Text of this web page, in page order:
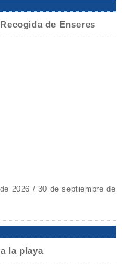
de Enseres
2026 / 30 de septiembre de
la playa